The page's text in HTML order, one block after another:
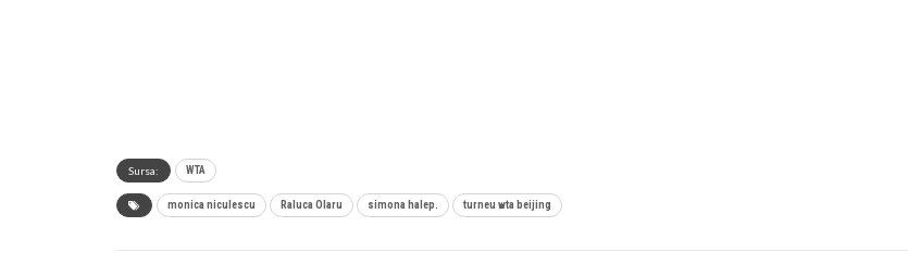
Sursa: WTA
monica niculescu Raluca Olaru simona halep. turneu wta beijing